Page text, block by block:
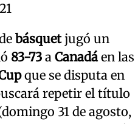
básquetjugó un
83-73 a Canadá en las
que se disputa en
repetir el título
31 de agosto,